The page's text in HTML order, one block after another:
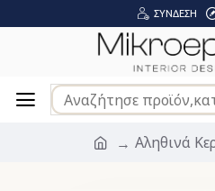
ΣΎΝΔΕΣΗ
Αληθινά